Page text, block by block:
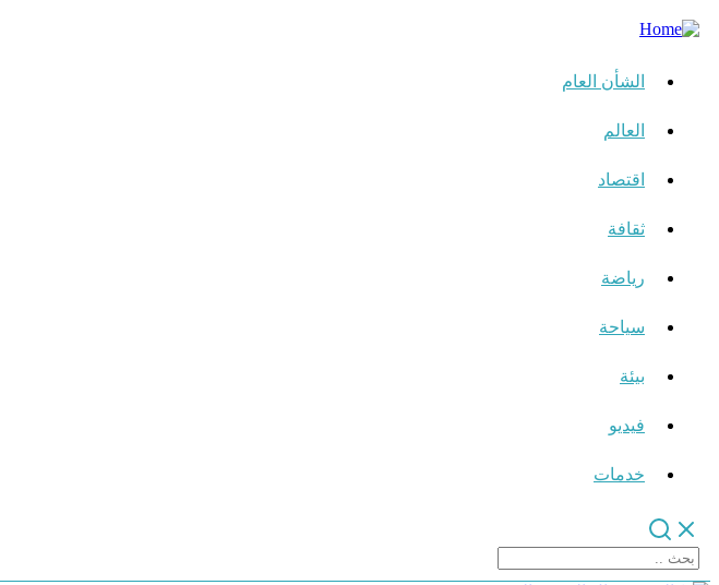
الشأن العام
العالم
اقتصاد
ثقافة
رياضة
سياحة
بيئة
فيديو
خدمات